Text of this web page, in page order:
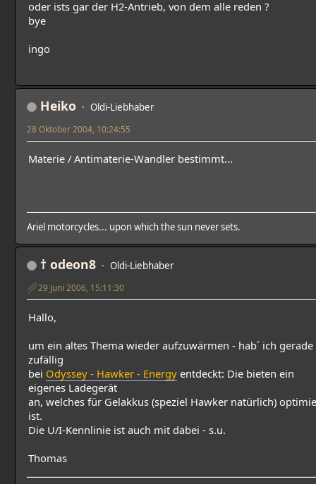
oder ists gar der H2-Antrieb, von dem alle reden ?
bye
ingo
Heiko Oldi-Liebhaber
28 Oktober 2004, 10:24:55
Materie / Antimaterie-Wandler bestimmt...
Ariel motorcycles... upon which the sun never sets.
† odeon8 Oldi-Liebhaber
29 Juni 2006, 15:11:30
Hallo,
um ein altes Thema wieder aufzuwärmen - hab´ ich gerade
zufällig
bei Odyssey - Hawker - Energy entdeckt: Die bieten ein
eigenes Ladegerät
an, welches für Gelakkus (speziel Hawker natürlich)
ist.
Die U/I-Kennlinie ist auch mit dabei - s.u.
Thomas